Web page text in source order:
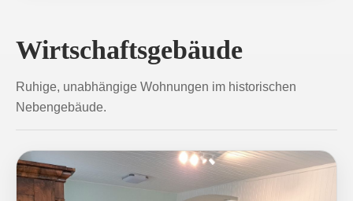
Wirtschaftsgebäude
Ruhige, unabhängige Wohnungen im historischen
Nebengebäude.